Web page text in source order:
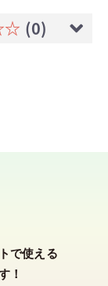
(0)
で使える
！